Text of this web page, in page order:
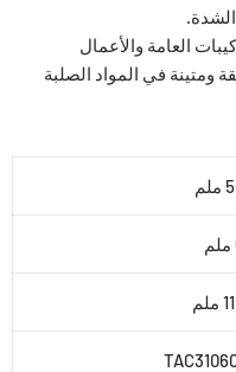
العامة والأعمال
ومتينة في المواد الصلبة